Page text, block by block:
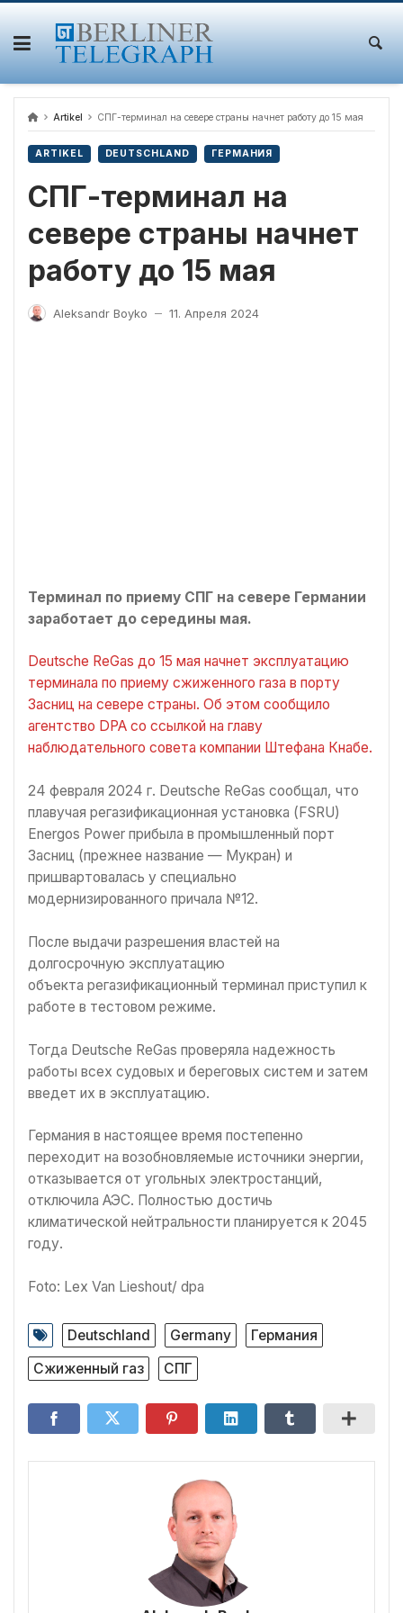
Skip
content
Artikel СПГ-терминал на севере страны начнет работу до 15 мая
ARTIKEL DEUTSCHLAND ГЕРМАНИЯ
СПГ-терминал на
севере страны начнет
работу до 15 мая
Aleksandr Boyko — 11. Апреля 2024
Терминал по приему СПГ на севере Германии
заработает до середины мая.
Deutsche ReGas до 15 мая начнет эксплуатацию
терминала по приему сжиженного газа в порту
Засниц на севере страны. Об этом сообщило
агентство DPA со ссылкой на главу
наблюдательного совета компании Штефана Кнабе.
24 февраля 2024 г. Deutsche ReGas сообщал, что
плавучая регазификационная установка (FSRU)
Energos Power прибыла в промышленный порт
Засниц (прежнее название — Мукран) и
пришвартовалась у специально
модернизированного причала №12.
После выдачи разрешения властей на
долгосрочную эксплуатацию
объекта регазификационный терминал приступил к
работе в тестовом режиме.
Тогда Deutsche ReGas проверяла надежность
работы всех судовых и береговых систем и затем
введет их в эксплуатацию.
Германия в настоящее время постепенно
переходит на возобновляемые источники энергии,
отказывается от угольных электростанций,
отключила АЭС. Полностью достичь
климатической нейтральности планируется к 2045
году.
Foto: Lex Van Lieshout/ dpa
Deutschland Germany
Германия
Сжиженный газ
СПГ